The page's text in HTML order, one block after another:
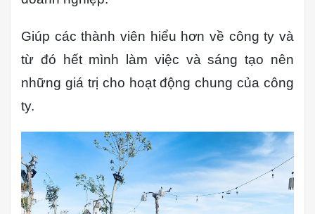
Giúp các thành viên hiểu hơn về công ty và
từ đó hết mình làm việc và sáng tạo nên
những giá trị cho hoạt động chung của công
ty.